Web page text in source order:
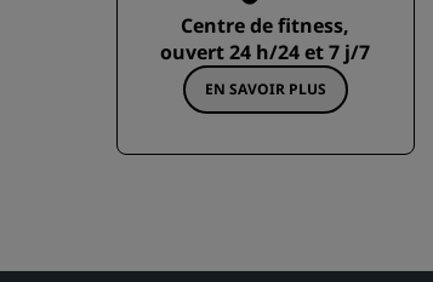
Centre de fitness,
ouvert 24 h/24 et 7 j/7
EN SAVOIR PLUS